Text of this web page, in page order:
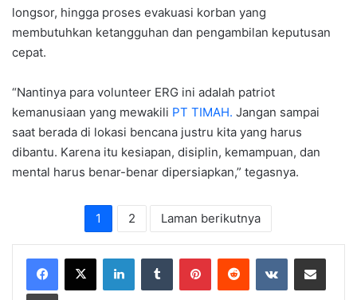
longsor, hingga proses evakuasi korban yang
membutuhkan ketangguhan dan pengambilan keputusan
cepat.
“Nantinya para volunteer ERG ini adalah patriot
kemanusiaan yang mewakili PT TIMAH. Jangan sampai
saat berada di lokasi bencana justru kita yang harus
dibantu. Karena itu kesiapan, disiplin, kemampuan, dan
mental harus benar-benar dipersiapkan,” tegasnya.
1 2 Laman berikutnya
LinkedInTumblr PinterestReddit VKontakteShare via Email
Print